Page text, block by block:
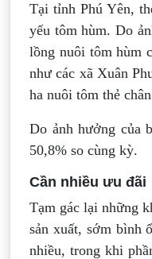
Tại tỉnh Phú Yên,
yếu tôm hùm. Do
lồng nuôi tôm hùm
như các xã Xuân
ha nuôi tôm thẻ
Do ảnh hưởng của
50,8% so cùng kỳ.
Cần nhiều ưu đãi
Tạm gác lại những
sản xuất, sớm bình
nhiều, trong khi